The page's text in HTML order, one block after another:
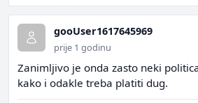
gooUser1617645969
prije 1 godinu
Zanimljivo je onda zasto neki
kako i odakle treba platiti dug.